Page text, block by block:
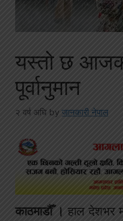
यस्तो छ
पूर्वानुमान
२ वर्ष अघि by जानकारी नेपाल
काठमाडौँ । हाल देशभर